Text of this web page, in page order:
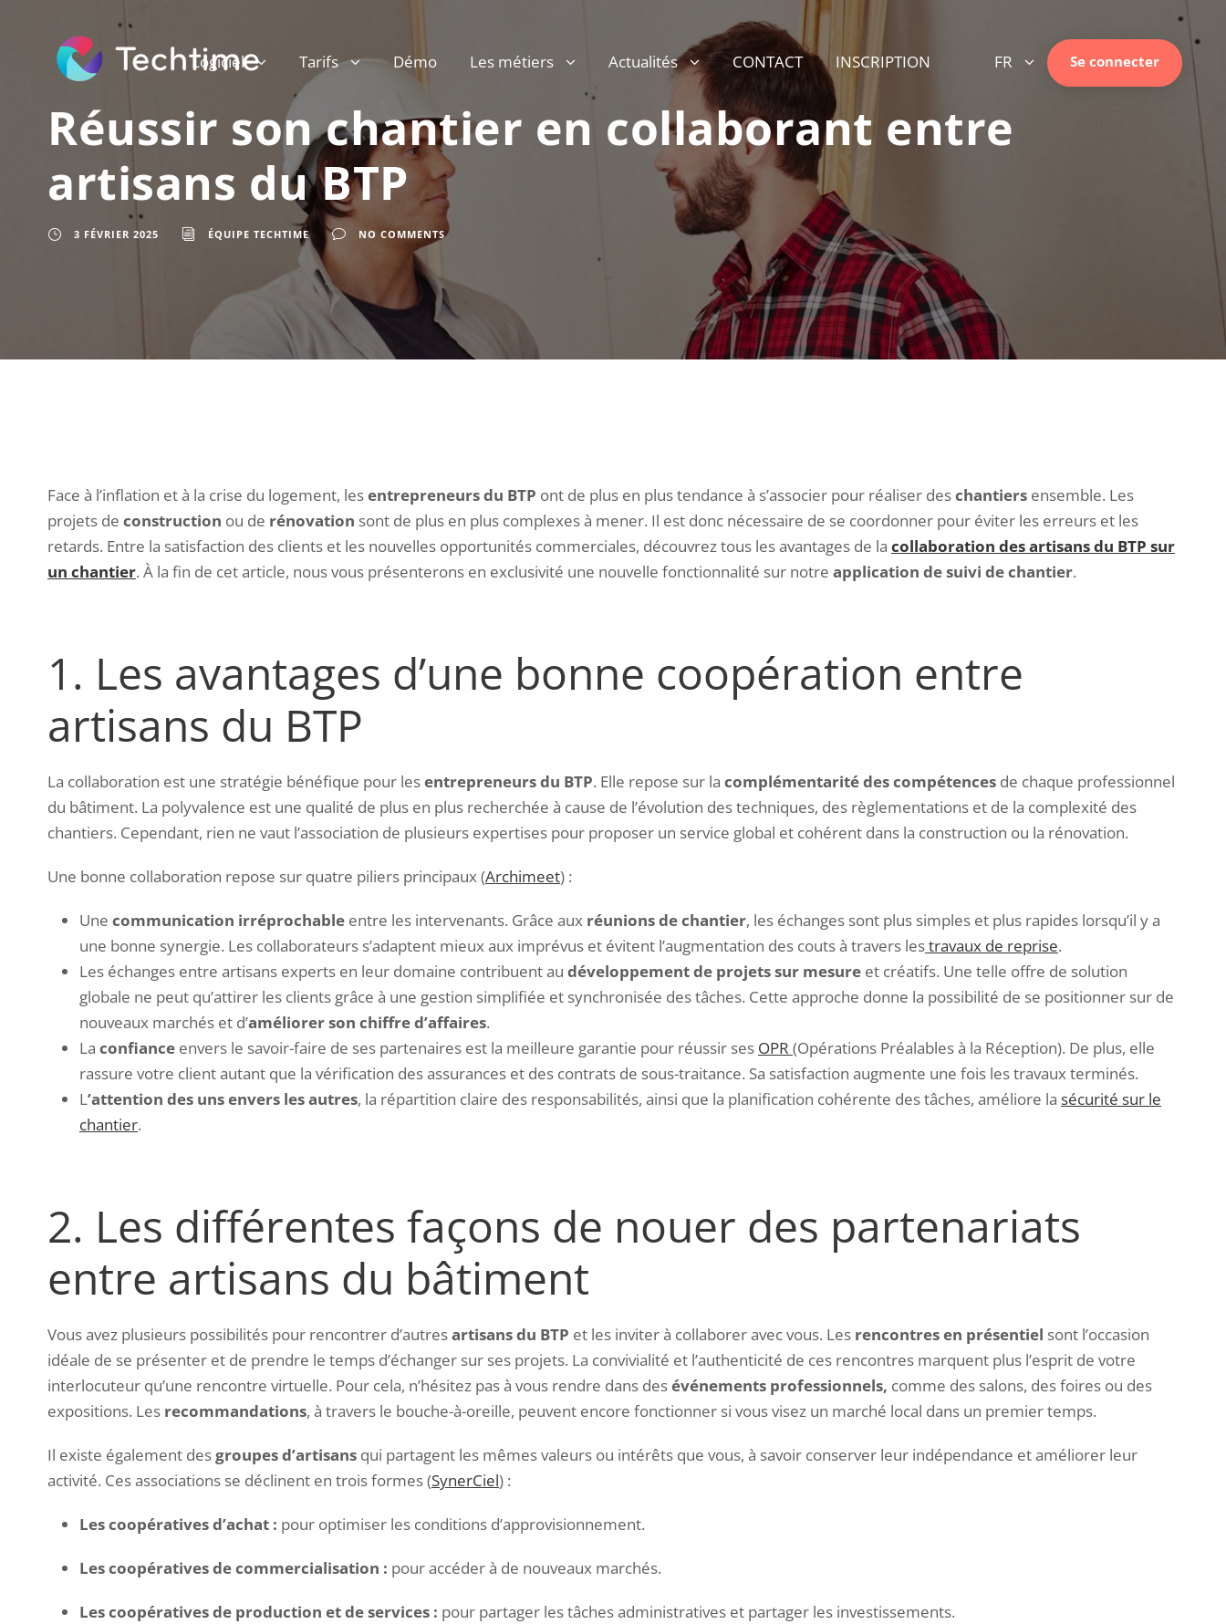
Logiciel Tarifs Démo Les métiers Actualités CONTACT INSCRIPTION FR Se connecter
Réussir son chantier en collaborant entre
artisans du BTP
3 FÉVRIER 2025 ÉQUIPE TECHTIME NO COMMENTS
Face à l’inflation et à la crise du logement, lesentrepreneurs du BTP ont de plus en plus tendance à s’associer pour réaliser deschantiers ensemble. Les
projets de construction ou de rénovation sont de plus en plus complexes à mener. Il est donc nécessaire de se coordonner pour éviter les erreurs et les
retards. Entre la satisfaction des clients et les nouvelles opportunités commerciales, découvrez tous les avantages de la collaboration des artisans du BTP sur
un chantier. À la fin de cet article, nous vous présenterons en exclusivité une nouvelle fonctionnalité sur notre application de suivi de chantier.
1. Les avantages d’une bonne coopération entre
artisans du BTP
La collaboration est une stratégie bénéfique pour lesentrepreneurs du BTP. Elle repose sur la complémentarité des compétences de chaque professionnel
du bâtiment. La polyvalence est une qualité de plus en plus recherchée à cause de l’évolution des techniques, des règlementations et de la complexité des
chantiers. Cependant, rien ne vaut l’association de plusieurs expertises pour proposer un service global et cohérent dans la construction ou la rénovation.
Une bonne collaboration repose sur quatre piliers principaux (Archimeet) :
Une communication irréprochable entre les intervenants. Grâce aux réunions de chantier, les échanges sont plus simples et plus rapides lorsqu’il y a
une bonne synergie. Les collaborateurs s’adaptent mieux aux imprévus et évitent l’augmentation des couts à travers lestravaux de reprise.
Les échanges entre artisans experts en leur domaine contribuent au développement de projets sur mesure et créatifs. Une telle offre de solution
globale ne peut qu’attirer les clients grâce à une gestion simplifiée et synchronisée des tâches. Cette approche donne la possibilité de se positionner sur de
nouveaux marchés et d’améliorer son chiffre d’affaires.
La confiance envers le savoir-faire de ses partenaires est la meilleure garantie pour réussir ses OPR (Opérations Préalables à la Réception). De plus, elle
rassure votre client autant que la vérification des assurances et des contrats de sous-traitance. Sa satisfaction augmente une fois les travaux terminés.
L’attention des uns envers les autres, la répartition claire des responsabilités, ainsi que la planification cohérente des tâches, améliore la sécurité sur le
chantier.
2. Les différentes façons de nouer des partenariats
entre artisans du bâtiment
Vous avez plusieurs possibilités pour rencontrer d’autresartisans du BTP et les inviter à collaborer avec vous. Les rencontres en présentiel sont l’occasion
idéale de se présenter et de prendre le temps d’échanger sur ses projets. La convivialité et l’authenticité de ces rencontres marquent plus l’esprit de votre
interlocuteur qu’une rencontre virtuelle. Pour cela, n’hésitez pas à vous rendre dans desévénements professionnels, comme des salons, des foires ou des
expositions. Les recommandations, à travers le bouche-à-oreille, peuvent encore fonctionner si vous visez un marché local dans un premier temps.
Il existe également desgroupes d’artisans qui partagent les mêmes valeurs ou intérêts que vous, à savoir conserver leur indépendance et améliorer leur
activité. Ces associations se déclinent en trois formes (SynerCiel) :
Les coopératives d’achat : pour optimiser les conditions d’approvisionnement.
Les coopératives de commercialisation : pour accéder à de nouveaux marchés.
Les coopératives de production et de services : pour partager les tâches administratives et partager les investissements.